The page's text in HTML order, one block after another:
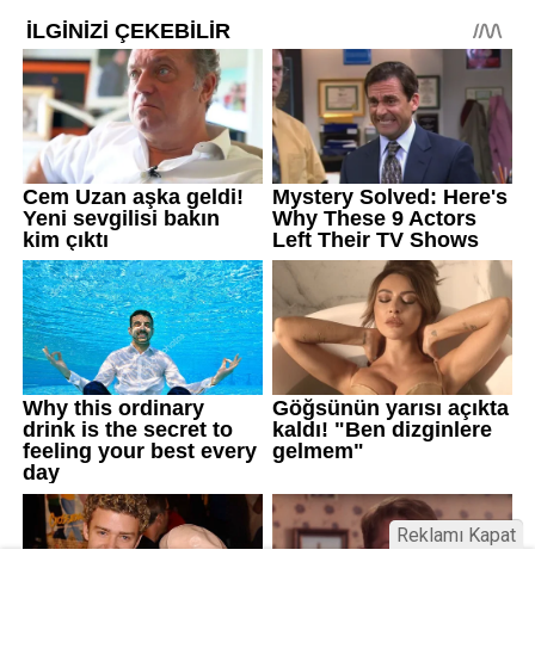
Reklamı Kapat